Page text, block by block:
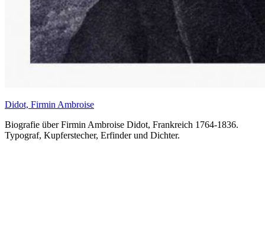
Didot, Firmin Ambroise
Biografie über Firmin Ambroise Didot, Frankreich 1764-1836.
Typograf, Kupferstecher, Erfinder und Dichter.